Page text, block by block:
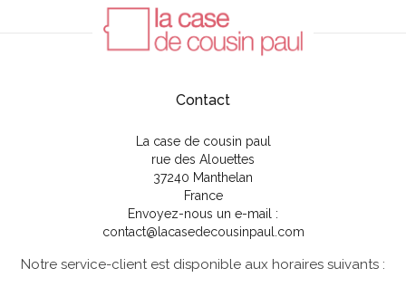
Contact
La case de cousin paul
rue des Alouettes
37240 Manthelan
France
Envoyez-nous un e-mail :
contact@lacasedecousinpaul.com
Notre service-client est disponible aux horaires suivants :